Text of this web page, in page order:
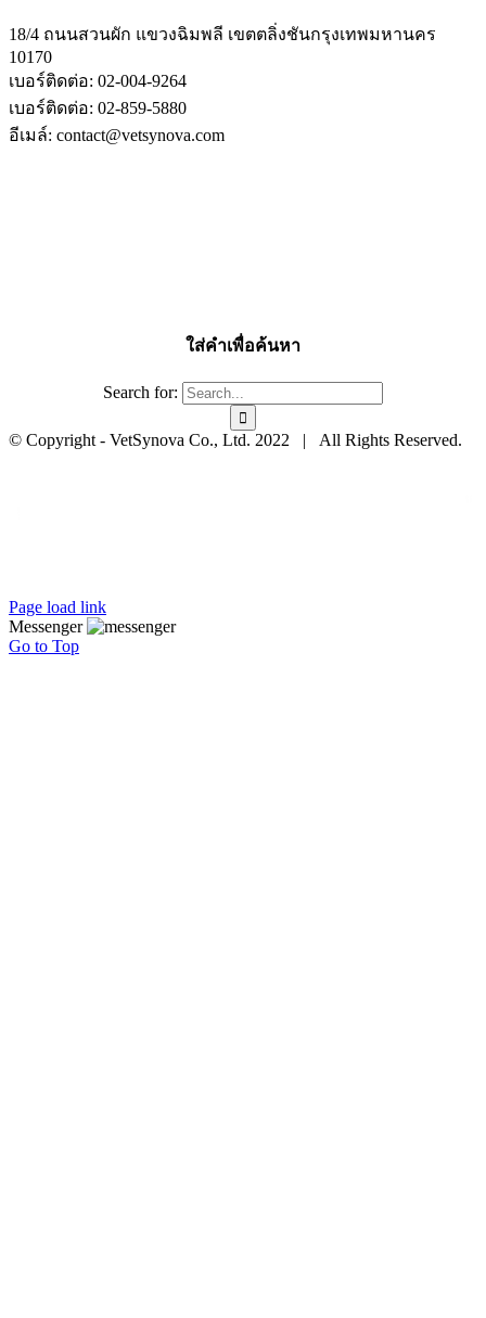
18/4 ถนนสวนผัก แขวงฉิมพลี เขตตลิ่งชันกรุงเทพมหานคร
10170
เบอร์ติดต่อ: 02-004-9264
เบอร์ติดต่อ: 02-859-5880
อีเมล์: contact@vetsynova.com
ใส่คำเพื่อค้นหา
Search for:
© Copyright - VetSynova Co., Ltd. 2022 | All Rights Reserved.
Page load link
Messenger
Go to Top